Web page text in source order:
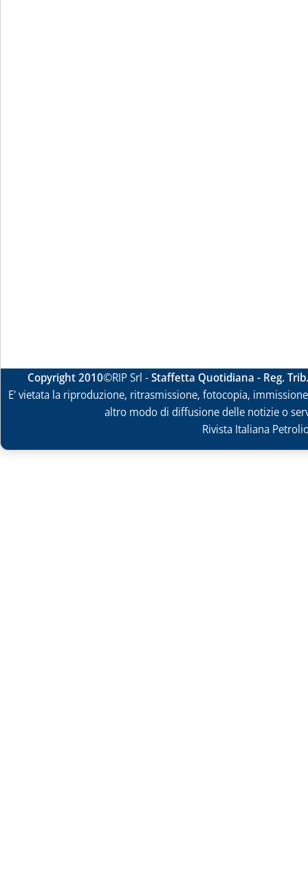
Copyright 2010©RIP Srl -Staffetta Quotidiana - Reg.
E' vietata la riproduzione, ritrasmissione, fotocopia,
altro modo di diffusione delle notizie o
Rivista Italiana